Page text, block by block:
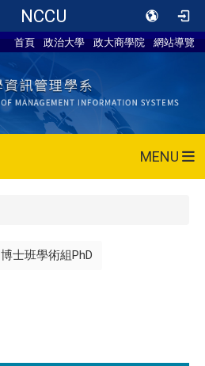
NCCU
首頁 政治大學 政大商學院 網站導覽
MENU
博士班學術組PhD